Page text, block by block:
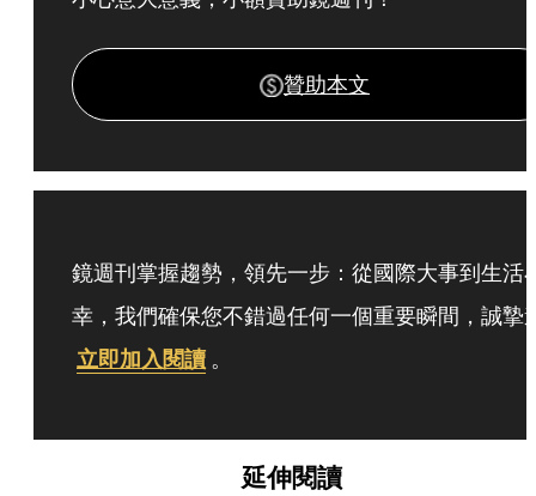
贊助本文
鏡週刊掌握趨勢，領先一步：從國際大事到生活
幸，我們確保您不錯過任何一個重要瞬間，誠摯
立即加入閱讀 。
延伸閱讀